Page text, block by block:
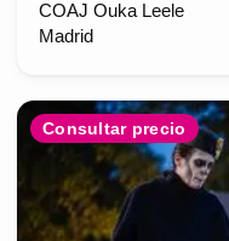
COAJ Ouka Leele
Madrid
Consultar precio